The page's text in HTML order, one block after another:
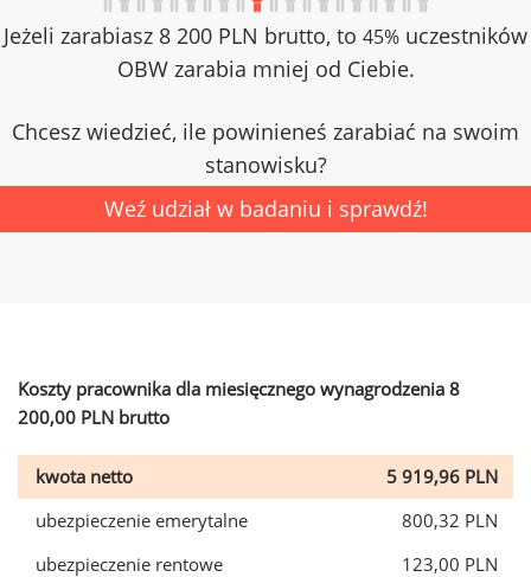
Jeżeli zarabiasz 8 200 PLN brutto, to 45% uczestników
OBW zarabia mniej od Ciebie.
Chcesz wiedzieć, ile powinieneś zarabiać na swoim
stanowisku?
Weź udział w badaniu i sprawdź!
Koszty pracownika dla miesięcznego wynagrodzenia 8
200,00 PLN brutto
kwota netto
5 919,96 PLN
ubezpieczenie emerytalne
800,32 PLN
ubezpieczenie rentowe
123,00 PLN